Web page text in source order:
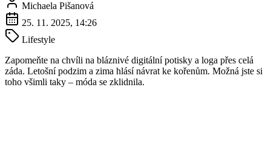
Michaela Pišanová
25. 11. 2025, 14:26
Lifestyle
Zapomeňte na chvíli na bláznivé digitální potisky a loga přes celá
záda. Letošní podzim a zima hlásí návrat ke kořenům. Možná jste si
toho všimli taky – móda se zklidnila.